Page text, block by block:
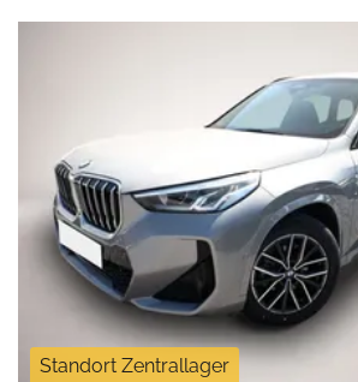
Standort Zentrallager